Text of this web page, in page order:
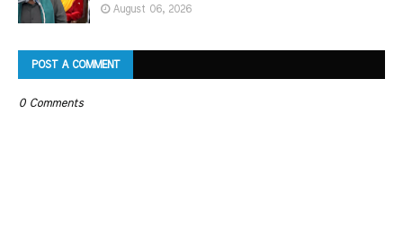
August 06, 2026
POST A COMMENT
0 Comments